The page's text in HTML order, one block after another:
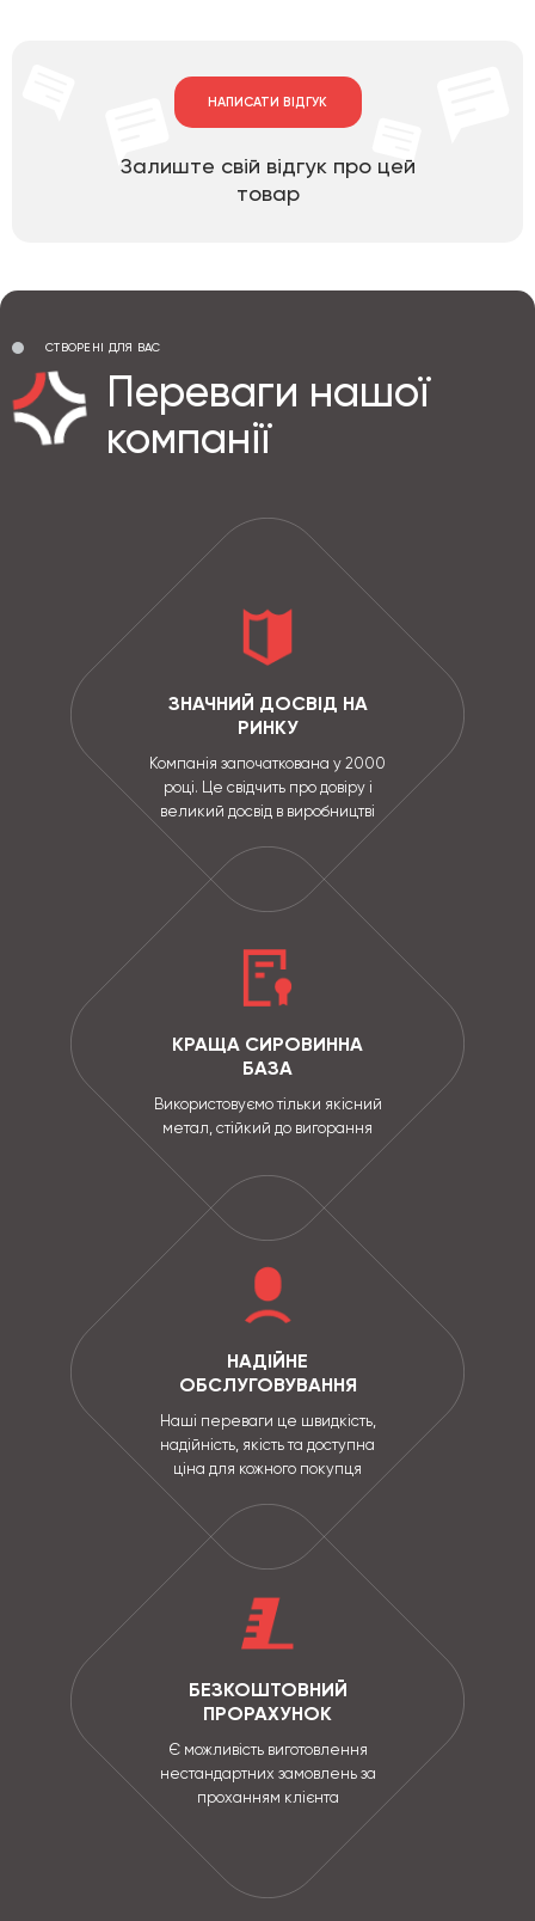
НАПИСАТИ ВІДГУК
Залиште свій відгук про цей
товар
СТВОРЕНІ ДЛЯ ВАС
Переваги нашої
компанії
ЗНАЧНИЙ ДОСВІД НА
РИНКУ
Компанія започаткована у 2000
році. Це свідчить про довіру і
великий досвід в виробництві
КРАЩА СИРОВИННА
БАЗА
Використовуємо тільки якісний
метал, стійкий до вигорання
НАДІЙНЕ
ОБСЛУГОВУВАННЯ
Наші переваги це швидкість,
надійність, якість та доступна
ціна для кожного покупця
БЕЗКОШТОВНИЙ
ПРОРАХУНОК
Є можливість виготовлення
нестандартних замовлень за
проханням клієнта